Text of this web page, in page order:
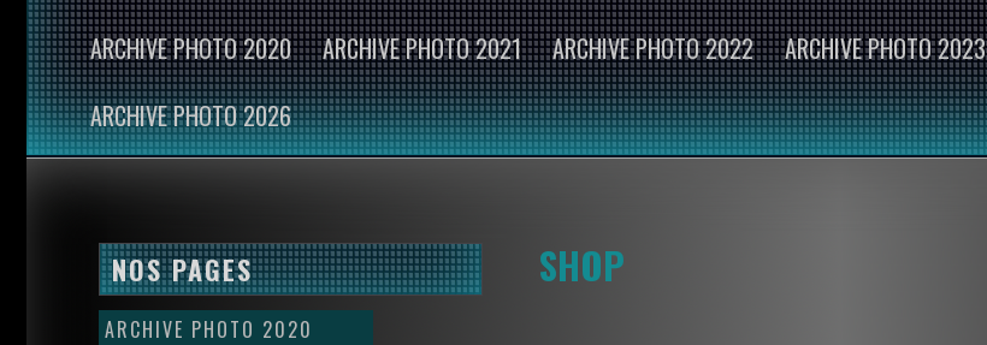
ARCHIVE PHOTO 2020
ARCHIVE PHOTO 2021 ARCHIVE PHOTO 2022 ARCHIVE PHOTO 2023
ARCHIVE PHOTO 2026
SHOP
NOS PAGES
ARCHIVE PHOTO 2020